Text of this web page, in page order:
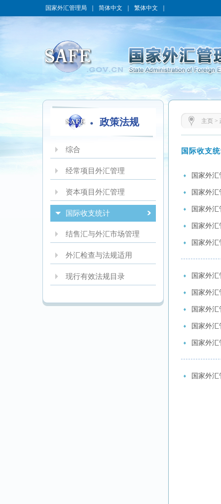
国家外汇管理局 简体中文 繁体中文
政策法规
综合
经常项目外汇管理
资本项目外汇管理
国际收支统计
结售汇与外汇市场管理
外汇检查与法规适用
现行有效法规目录
主页 >
国际收支
国家外
国家外
国家外
国家外
国家外
国家外
国家外
国家外
国家外
国家外
国家外